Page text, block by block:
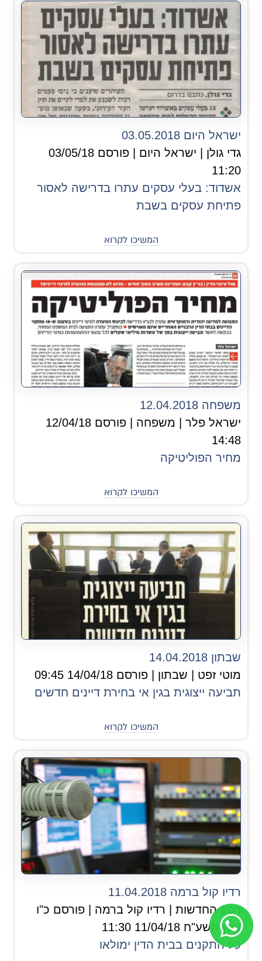
ישראל היום 03.05.2018
גדי גולן | ישראל היום | פורסם 03/05/18
11:20
אשדוד: בעלי עסקים עתרו בדרישה לאסור
פתיחת עסקים בשבת
המשיכו לקרוא
משפחה 12.04.2018
ישראל פלר | משפחה | פורסם 12/04/18
14:48
מחיר הפוליטיקה
המשיכו לקרוא
שבתון 14.04.2018
מוטי זפט | שבתון | פורסם 14/04/18 09:45
תביעה ייצוגית בגין אי בחירת דיינים חדשים
המשיכו לקרוא
רדיו קול ברמה 11.04.2018
דסק החדשות | רדיו קול ברמה | פורסם כ"ו
ניסן תשע"ח 11/04/18 11:30
כל התקנים בבית הדין ימולאו